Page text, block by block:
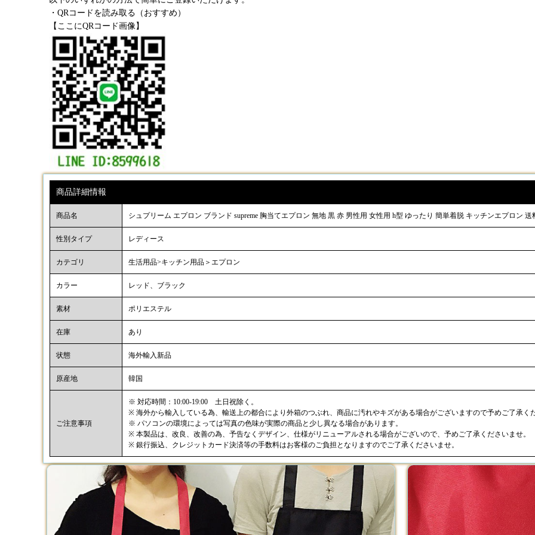
・QRコードを読み取る（おすすめ）
【ここにQRコード画像】
商品詳細情報
商品名 シュプリーム エプロン ブランド supreme 胸当てエプロン 無地 黒 赤 男性用 女性用 h型 ゆったり 簡単着脱 キッチンエプロン 送
性別タイプ レディース
カテゴリ 生活用品>キッチン用品＞エプロン
カラー レッド、ブラック
素材 ポリエステル
在庫 あり
状態 海外輸入新品
原産地 韓国
ご注意事項
※ 対応時間：10:00-19:00 土日祝除く。
※ 海外から輸入している為、輸送上の都合により外箱のつぶれ、商品に汚れやキズがある場合がございますので予めご了承く
※ パソコンの環境によっては写真の色味が実際の商品と少し異なる場合があります。
※ 本製品は、改良、改善の為、予告なくデザイン、仕様がリニューアルされる場合がございので、予めご了承くださいませ。
※ 銀行振込、クレジットカード決済等の手数料はお客様のご負担となりますのでご了承くださいませ。